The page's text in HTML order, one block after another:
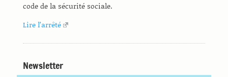
code de la sécurité sociale.
Lire l’arrêté
Newsletter